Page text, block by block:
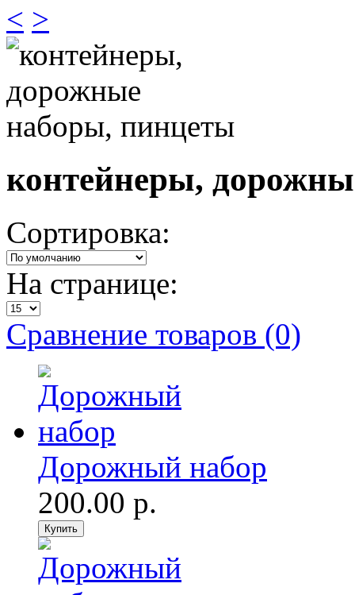
< >
контейнеры,
Сортировка:
На странице:
Сравнение товаров (0)
Дорожный набор
200.00 р.